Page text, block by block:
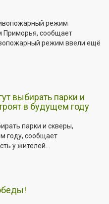
режим
Приморья, сообщает
режим ввели ещё
выбирать парки и
в будущем году
парки и скверы,
году, сообщает
у жителей...